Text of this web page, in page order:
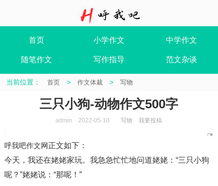
首页 小学作文 中学作文
随笔作文 写作指导 范文杂谈
当前位置： 首页 > 作文体裁 > 写物
三只小狗-动物作文500字
admin 2022-05-10 写物 我要投稿
呼我吧作文网正文如下：
今天，我还在姥姥家玩。我急急忙忙地问道姥姥：“三只小狗
呢？”姥姥说：“那呢！”